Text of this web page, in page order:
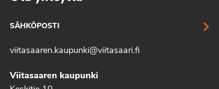
SÄHKÖPOSTI
viitasaaren.kaupunki@viitasaari.fi
Viitasaaren kaupunki